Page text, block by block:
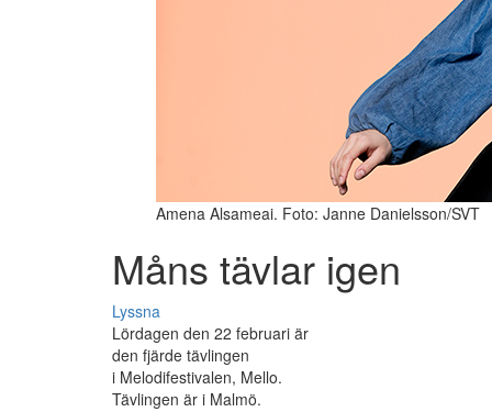
Amena Alsameai. Foto: Janne Danielsson/SVT
Måns tävlar igen
Lyssna
Lördagen den 22 februari är
den fjärde tävlingen
i Melodifestivalen, Mello.
Tävlingen är i Malmö.